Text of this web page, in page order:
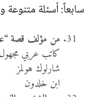
سابعاً: أسئلة متنوعة
من مؤلف قصة
كاتب عربي
شارلوك هولمز
ابن خلدون